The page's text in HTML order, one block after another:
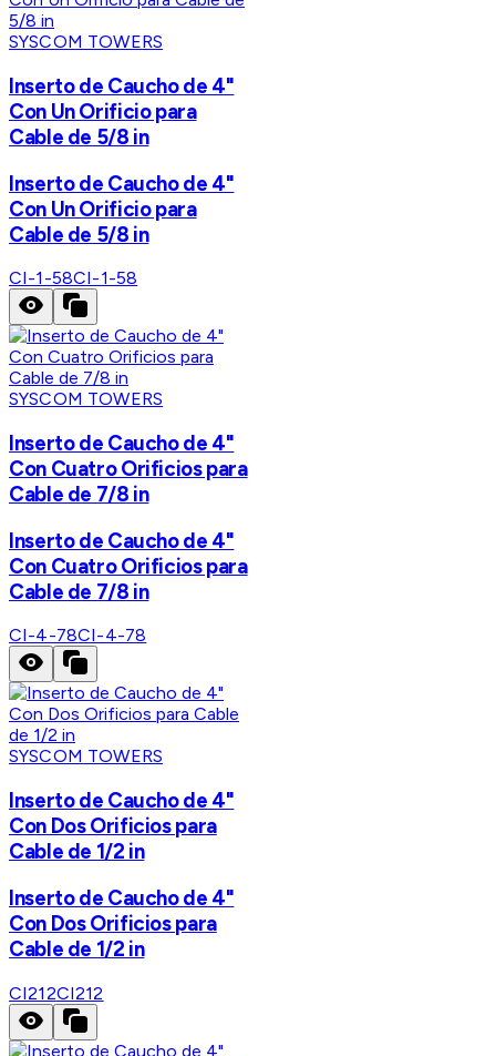
SYSCOM TOWERS
Inserto de Caucho de 4"
Con Un Orificio para
Cable de 5/8 in
Inserto de Caucho de 4"
Con Un Orificio para
Cable de 5/8 in
CI-1-58CI-1-58
SYSCOM TOWERS
Inserto de Caucho de 4"
Con Cuatro Orificios para
Cable de 7/8 in
Inserto de Caucho de 4"
Con Cuatro Orificios para
Cable de 7/8 in
CI-4-78CI-4-78
SYSCOM TOWERS
Inserto de Caucho de 4"
Con Dos Orificios para
Cable de 1/2 in
Inserto de Caucho de 4"
Con Dos Orificios para
Cable de 1/2 in
CI212CI212